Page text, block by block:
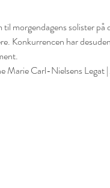
morgendagens solister
Konkurrencen har
Marie Carl-Nielsens Legat